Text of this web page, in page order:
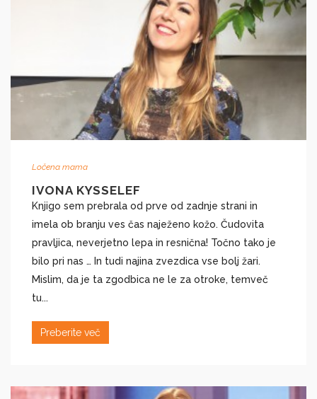
Ločena mama
IVONA KYSSELEF
Knjigo sem prebrala od prve od zadnje strani in
imela ob branju ves čas naježeno kožo. Čudovita
pravljica, neverjetno lepa in resnična! Točno tako je
bilo pri nas … In tudi najina zvezdica vse bolj žari.
Mislim, da je ta zgodbica ne le za otroke, temveč
tu...
Preberite več